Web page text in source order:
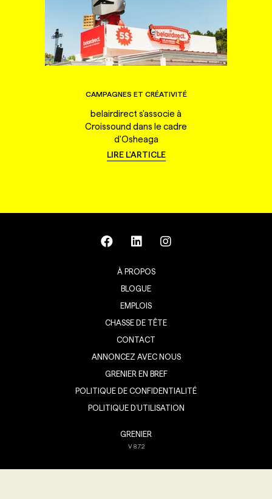
CAMPAGNES ET CRÉATIVITÉ
belairdirect s'associe à
Croissound dans le cadre
d'Osheaga
LIRE L'ARTICLE
À PROPOS
BLOGUE
EMPLOIS
CHASSE DE TÊTE
CONTACT
ANNONCEZ AVEC NOUS
GRENIER EN BREF
POLITIQUE DE CONFIDENTIALITÉ
POLITIQUE D’UTILISATION
GRENIER
V8.7.2